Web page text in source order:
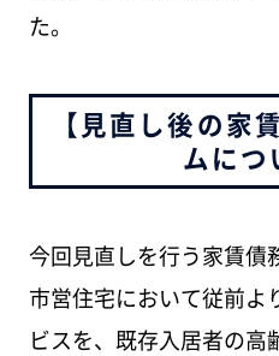
た。
【見直し後の家
ムにつ
今回見直しを行う家賃債
市営住宅において従前よ
ビスを、既存入居者の高